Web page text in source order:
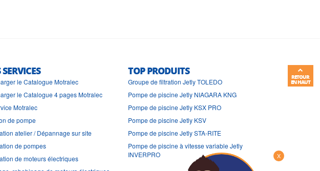
le Catalogue Motralec
le Catalogue 4 pages Motralec
Motralec
de pompe
atelier / Dépannage sur site
de pompes
de moteurs électriques
TOP PRODUITS
Groupe de filtration Jetly TOLEDO
Pompe de piscine Jetly NIAGARA KNG
Pompe de piscine Jetly KSX PRO
Pompe de piscine Jetly KSV
Pompe de piscine Jetly STA-RITE
Pompe de piscine à vitesse variable Jetly
INVERPRO
X
RETOUR
EN HAUT